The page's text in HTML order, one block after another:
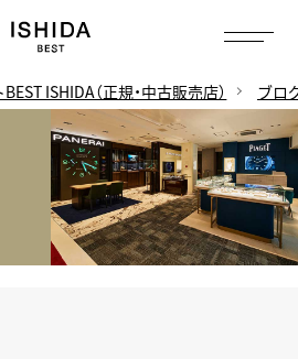
ISHIDA（正規・中古販売店） ブロ